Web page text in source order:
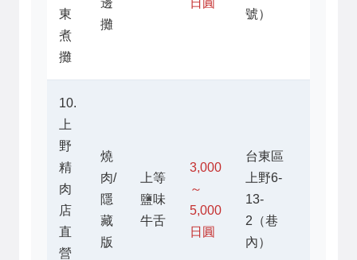
東
煮
攤
邊
攤
日圓
號）
10.
上
野
精
肉
店
直
營
燒
肉/
隱
藏
版
上等
鹽味
牛舌
3,000
～
5,000
日圓
台東區
上野6-
13-
2（巷
內）